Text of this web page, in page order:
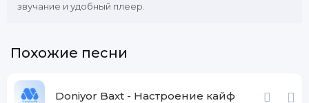
звучание и удобный плеер.
Похожие песни
Doniyor Baxt - Настроение кайф